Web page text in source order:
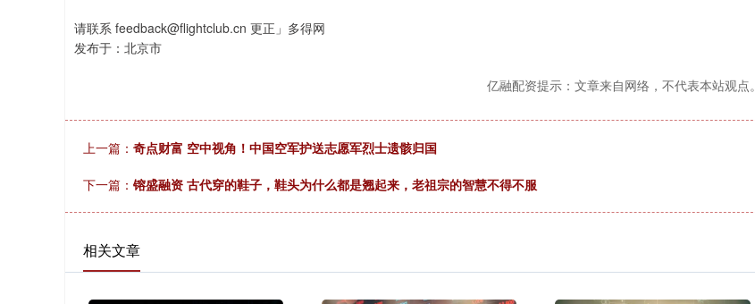
请联系 feedback@flightclub.cn 更正」多得网
发布于：北京市
亿融配资提示：文章来自网络，不代表本站观点。
上一篇： 奇点财富 空中视角！中国空军护送志愿军烈士遗骸归国
下一篇： 镕盛融资 古代穿的鞋子，鞋头为什么都是翘起来，老祖宗的智慧不得不服
相关文章